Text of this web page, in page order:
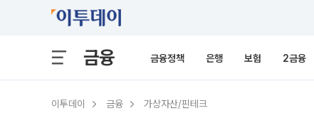
금융 금융정책 은행 보험 2금융
이투데이 금융 가상자산/핀테크